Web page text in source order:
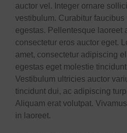
auctor vel. Integer ornare
vestibulum. Curabitur faucibus
egestas. Pellentesque laoreet
consectetur eros auctor eget.
amet, consectetur adipiscing
egestas eget molestie
Vestibulum ultricies auctor
tincidunt dui, ac adipiscing
Aliquam erat volutpat.
in laoreet.